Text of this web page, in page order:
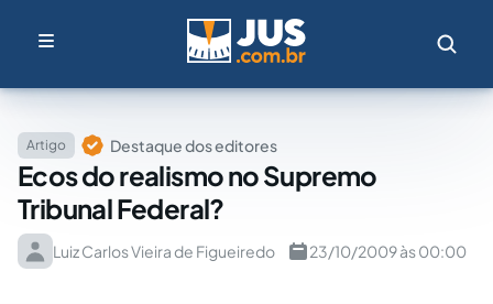
Artigo Destaque dos editores
Ecos do realismo no Supremo
Tribunal Federal?
Luiz Carlos Vieira de Figueiredo 23/10/2009 às 00:00